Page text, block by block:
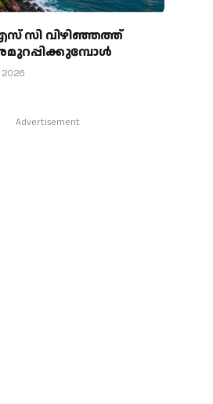
സി വിഴിഞ്ഞത്ത്
2026
Advertisement